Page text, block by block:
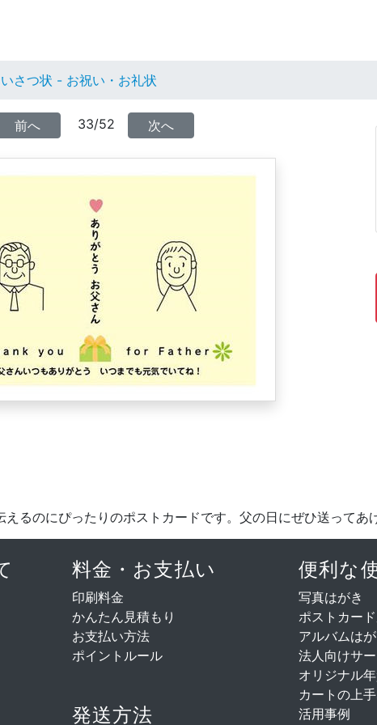
さつ状 - お祝い・お礼状
33/52
るのにぴったりのポストカードです。父の日にぜひ送ってあ
料金・お支払い
印刷料金
かんたん見積もり
お支払い方法
ポイントルール
発送方法
便利な
写真はがき
ポストカー
アルバムは
法人向けサ
オリジナル
カートの上
活用事例